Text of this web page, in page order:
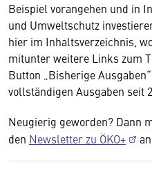
Beispiel vorangehen und in
und Umweltschutz
hier im Inhaltsverzeichnis,
mitunter weitere Links zum
Button „Bisherige
vollständigen Ausgaben seit
Neugierig geworden? Dann
den Newsletter zu ÖKO+